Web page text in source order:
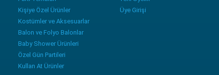
Kişiye Özel Ürünler
Kostümler ve Aksesuarlar
Balon ve Folyo Balonlar
Baby Shower Ürünleri
Özel Gün Partileri
Kullan At Ürünler
Üye Girişi